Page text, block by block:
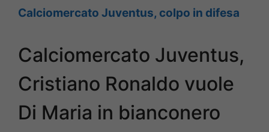
Calciomercato Juventus, colpo in difesa
Calciomercato Juventus,
Cristiano Ronaldo vuole
Di Maria in bianconero